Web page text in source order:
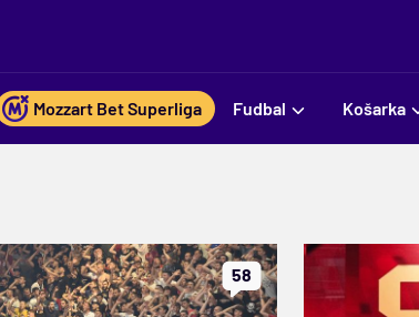
Mozzart Bet Superliga Fudbal Košarka
58